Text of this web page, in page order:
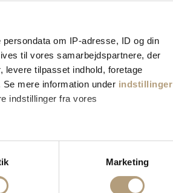
om IP-adresse, ID og din
til vores samarbejdspartnere, der
levere tilpasset indhold, foretage
mere information under indstillinger
indstillinger fra vores
for få meter
(fingerprinting)
Marketing